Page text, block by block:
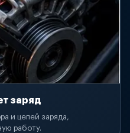
заряд
и цепей заряда,
работу.